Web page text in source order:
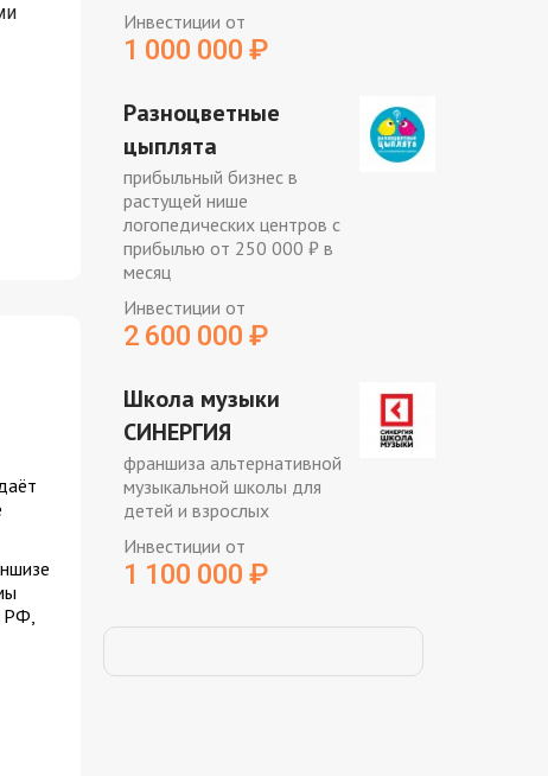
РФ,
Инвестиции от
1 000 000 ₽
Разноцветные
цыплята
прибыльный бизнес в
растущей нише
логопедических центров с
прибылью от 250 000 ₽ в
месяц
Инвестиции от
2 600 000 ₽
Школа музыки
СИНЕРГИЯ
франшиза альтернативной
музыкальной школы для
детей и взрослых
Инвестиции от
1 100 000 ₽